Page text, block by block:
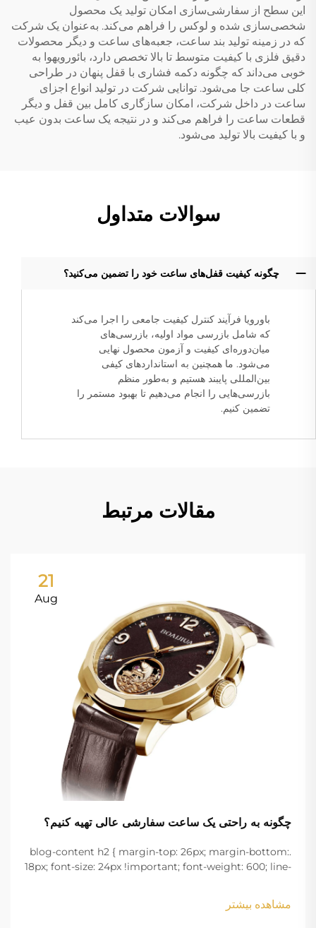
این سطح از سفارشی‌سازی امکان تولید یک محصول
شخصی‌سازی شده و لوکس را فراهم می‌کند. به‌عنوان یک شرکت
که در زمینه تولید بند ساعت، جعبه‌های ساعت و دیگر محصولات
دقیق فلزی با کیفیت متوسط تا بالا تخصص دارد، بائورویهوا به
خوبی می‌داند که چگونه دکمه فشاری با قفل پنهان در طراحی
کلی ساعت جا می‌شود. توانایی شرکت در تولید انواع اجزای
ساعت در داخل شرکت، امکان سازگاری کامل بین قفل و دیگر
قطعات ساعت را فراهم می‌کند و در نتیجه یک ساعت بدون عیب
و با کیفیت بالا تولید می‌شود.
سوالات متداول
چگونه کیفیت قفل‌های ساعت خود را تضمین می‌کنید؟
باورویا فرآیند کنترل کیفیت جامعی را اجرا می‌کند
که شامل بازرسی مواد اولیه، بازرسی‌های
میان‌دوره‌ای کیفیت و آزمون محصول نهایی
می‌شود. ما همچنین به استانداردهای کیفی
بین‌المللی پایبند هستیم و به‌طور منظم
بازرسی‌هایی را انجام می‌دهیم تا بهبود مستمر را
تضمین کنیم.
مقالات مرتبط
21
Aug
چگونه به راحتی یک ساعت سفارشی عالی تهیه کنیم؟
.blog-content h2 { margin-top: 26px; margin-bottom:
18px; font-size: 24px !important; font-weight: 600; line-
margin-bottom: 18px; font-size: 20px !important; font-
w...
مشاهده بیشتر